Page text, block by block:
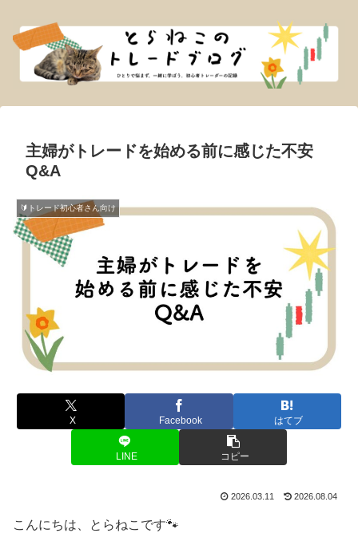
主婦がトレードを始める前に感じた不安
Q&A
🔰トレード初心者さん向け
X Facebook はてブ
LINE コピー
2026.03.11 2026.08.04
こんにちは、とらねこです🐾